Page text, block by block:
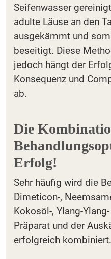
Seifenwasser
adulte Läuse an den
ausgekämmt und
beseitigt. Diese
jedoch hängt der
Konsequenz und
ab.
Die
Erfolg!
Sehr häufig wird die
Dimeticon-,
Kokosöl-, Ylang-
Präparat und der
erfolgreich kombiniert.